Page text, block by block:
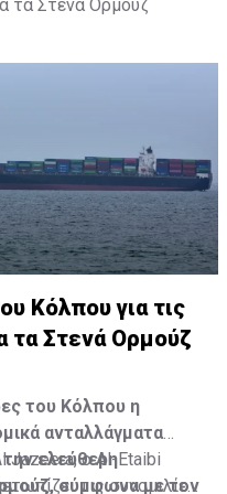
τα Στενά Ορμούζ
Κόλπου για τις
τα Στενά Ορμούζ
του Κόλπου η
ανταλλάγματα
ελεύθερη
σύμφωνα με τον
Jazeera, ο Al-Etaibi
τις συνομιλίες